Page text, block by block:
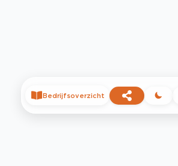
Bedrijfsoverzicht